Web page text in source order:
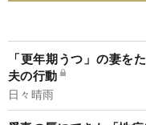
「更年期うつ」の妻を
夫の行動
日々晴雨